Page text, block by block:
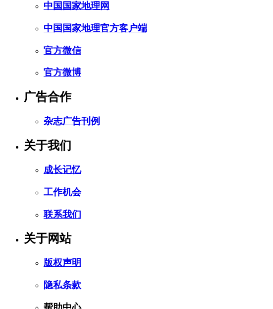
中国国家地理网
中国国家地理官方客户端
官方微信
官方微博
广告合作
杂志广告刊例
关于我们
成长记忆
工作机会
联系我们
关于网站
版权声明
隐私条款